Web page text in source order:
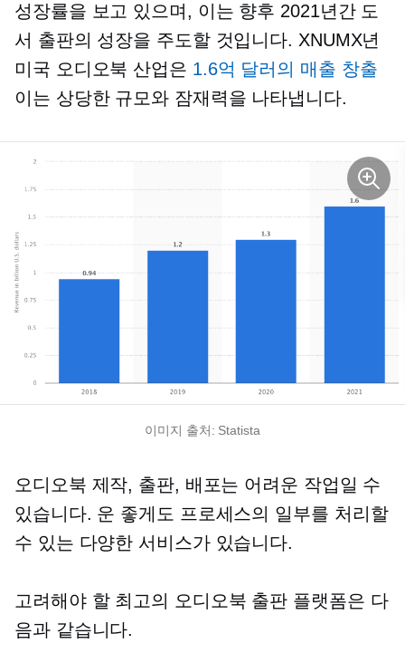
성장률을 보고 있으며, 이는 향후 2021년간 도
서 출판의 성장을 주도할 것입니다. XNUMX년
미국 오디오북 산업은 1.6억 달러의 매출 창출
이는 상당한 규모와 잠재력을 나타냅니다.
이미지 출처: Statista
오디오북 제작, 출판, 배포는 어려운 작업일 수
있습니다. 운 좋게도 프로세스의 일부를 처리할
수 있는 다양한 서비스가 있습니다.
고려해야 할 최고의 오디오북 출판 플랫폼은 다
음과 같습니다.